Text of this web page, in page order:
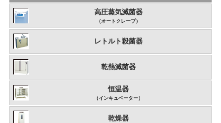
高圧蒸気滅菌器
（オートクレーブ）
レトルト殺菌器
乾熱滅菌器
恒温器
（インキュベーター）
乾燥器